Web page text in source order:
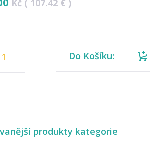
Kč ( 107.42 € )
Do Košíku:
produkty kategorie